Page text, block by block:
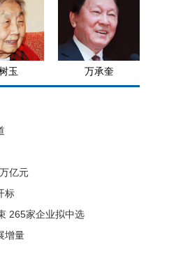
玉 万承奎
亿元
标
265家企业拟中选
增量